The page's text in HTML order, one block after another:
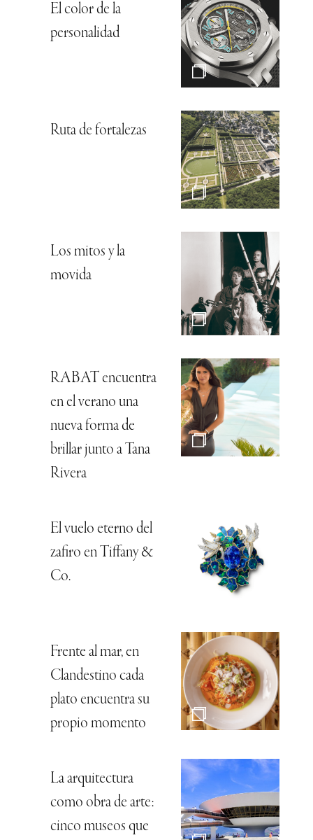
El color de la
personalidad
Ruta de fortalezas
Los mitos y la
movida
RABAT encuentra
en el verano una
nueva forma de
brillar junto a Tana
Rivera
El vuelo eterno del
zafiro en Tiffany &
Co.
Frente al mar, en
Clandestino cada
plato encuentra su
propio momento
La arquitectura
como obra de arte:
cinco museos que